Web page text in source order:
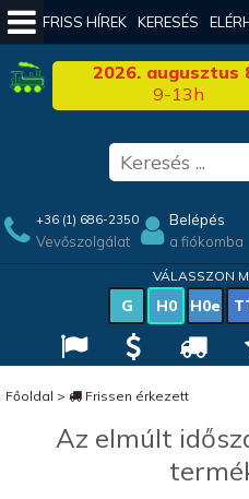
FRISS HÍREK KERESÉS
2026. augusztus
9-13h
+36 (1) 686-2350
Vevőszolgálat
Belépés
a fiókomba
VÁLASSZON
G H0 H0e
Főoldal > Frissen érkezett
Az elmúlt